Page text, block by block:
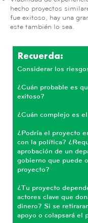
hecho proyectos
fue exitoso, hay una
este también lo sea.
Recuerda:
Considerar los
¿Cuán probable es
exitoso?
¿Cuán complejo es
¿Podría el proyecto
con la política?
aprobación de un
gobierno que puede
proyecto?
¿Tu proyecto
actores clave que
dinero? Si se
apoyo o colapsará el